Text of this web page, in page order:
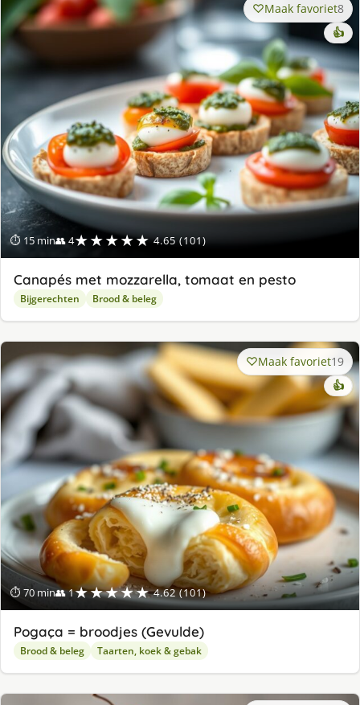
⏱ 15 min👥 4★★★★★ 4.65 (101)
Maak favoriet8
👍
Canapés met mozzarella, tomaat en pesto
Bijgerechten Brood & beleg
⏱ 70 min👥 1★★★★★ 4.62 (101)
Maak favoriet19
👍
Pogaça = broodjes (Gevulde)
Brood & beleg Taarten, koek & gebak